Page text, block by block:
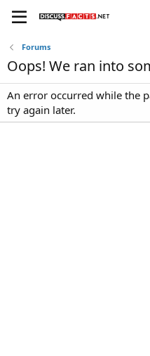
Forums
Oops! We ran into
An error occurred while the
try again later.